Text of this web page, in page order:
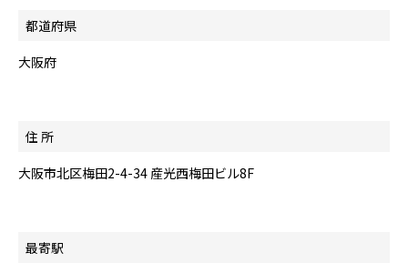
都道府県
大阪府
住 所
大阪市北区梅田2-4-34 産光西梅田ビル8F
最寄駅